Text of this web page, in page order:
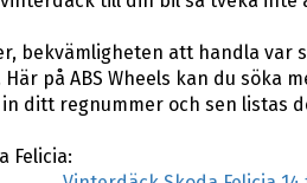
bekvämligheten att handla var
på ABS Wheels kan du
ditt regnummer och sen listas
Felicia: